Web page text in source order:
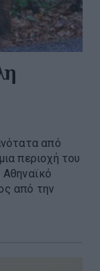
από
περιοχή του
από την